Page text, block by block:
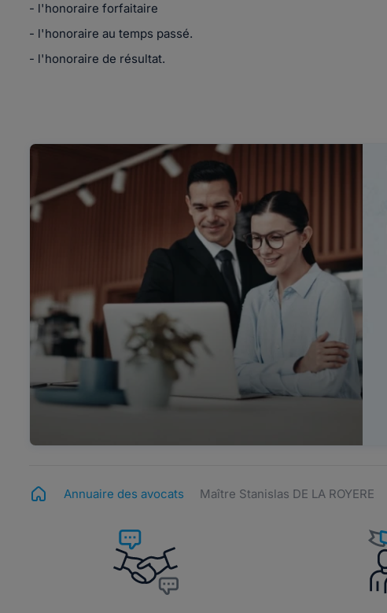
- l'honoraire forfaitaire
- l'honoraire au temps passé.
- l'honoraire de résultat.
Annuaire des avocats Maître Stanislas DE LA ROYERE